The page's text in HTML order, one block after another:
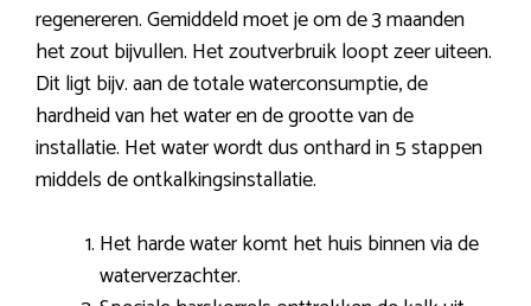
regenereren. Gemiddeld moet je om de 3 maanden
het zout bijvullen. Het zoutverbruik loopt zeer uiteen.
Dit ligt bijv. aan de totale waterconsumptie, de
hardheid van het water en de grootte van de
installatie. Het water wordt dus onthard in 5 stappen
middels de ontkalkingsinstallatie.
Het harde water komt het huis binnen via de
waterverzachter.